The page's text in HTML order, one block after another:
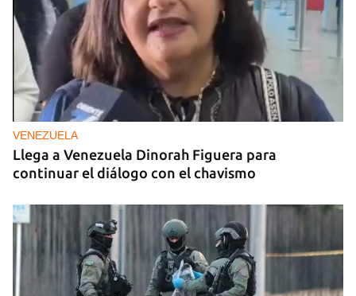
VENEZUELA
Llega a Venezuela Dinorah Figuera para
continuar el diálogo con el chavismo